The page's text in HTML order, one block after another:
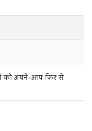
को अपने-आप फिर से